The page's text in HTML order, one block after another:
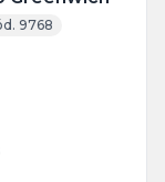
9768